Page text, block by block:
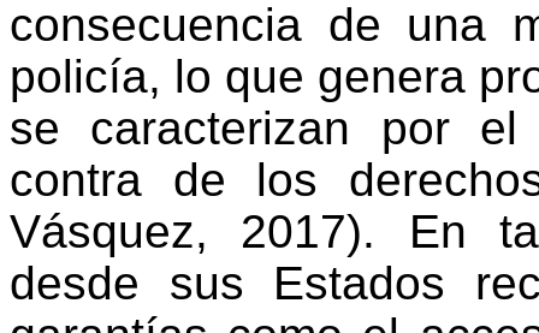
consecuencia de una
policía, lo que genera
se caracterizan por
contra de los
Vásquez, 2017). En
desde sus Estados